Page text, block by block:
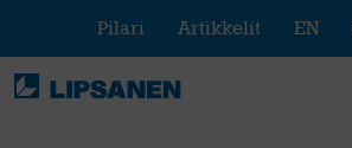
content
Pilari Artikkelit EN